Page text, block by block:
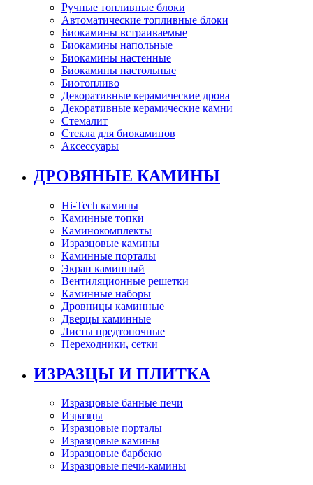
Ручные топливные блоки
Автоматические топливные блоки
Биокамины встраиваемые
Биокамины напольные
Биокамины настенные
Биокамины настольные
Биотопливо
Декоративные керамические дрова
Декоративные керамические камни
Стемалит
Стекла для биокаминов
Аксессуары
ДРОВЯНЫЕ КАМИНЫ
Hi-Tech камины
Каминные топки
Каминокомплекты
Изразцовые камины
Каминные порталы
Экран каминный
Вентиляционные решетки
Каминные наборы
Дровницы каминные
Дверцы каминные
Листы предтопочные
Переходники, сетки
ИЗРАЗЦЫ И ПЛИТКА
Изразцовые банные печи
Изразцы
Изразцовые порталы
Изразцовые камины
Изразцовые барбекю
Изразцовые печи-камины